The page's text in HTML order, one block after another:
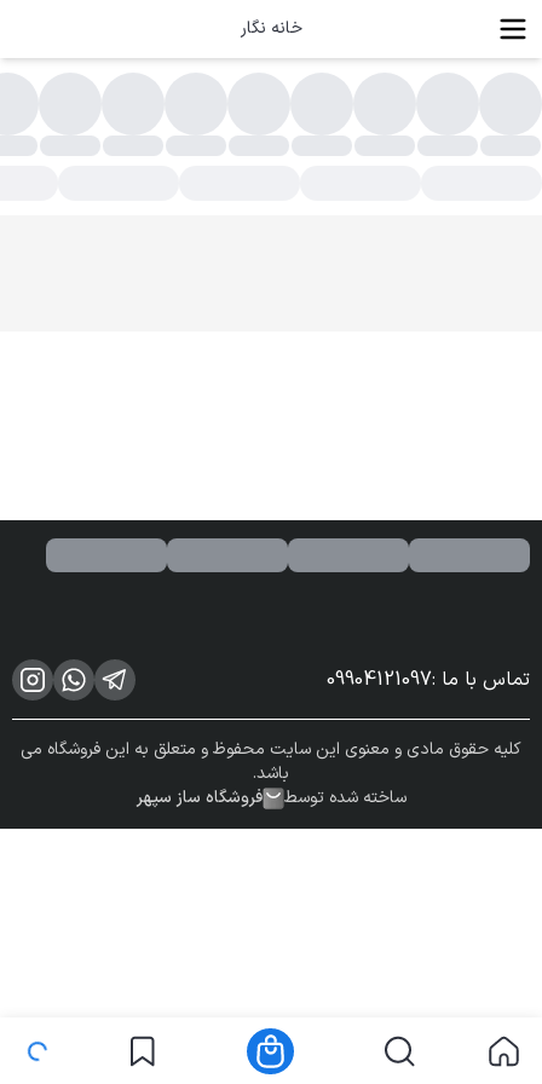
خانه نگار
تماس با ما :
09904121097
کلیه حقوق مادی و معنوی این سایت محفوظ و متعلق به این فروشگاه می
باشد.
ساخته شده توسط
فروشگاه ساز سپهر